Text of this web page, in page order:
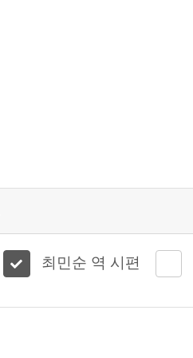
최민순 역 시편